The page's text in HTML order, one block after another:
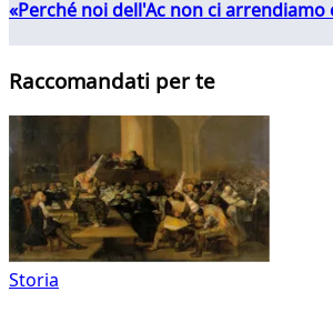
«Perché noi dell'Ac non ci arrendiamo
Raccomandati per te
Storia